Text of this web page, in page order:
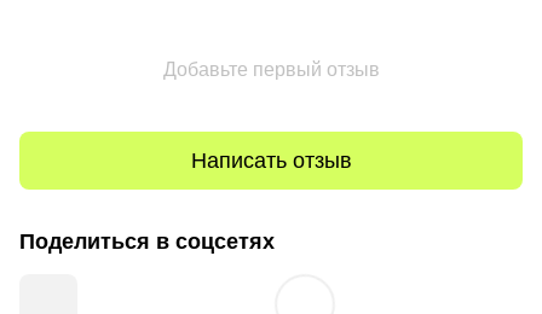
Добавьте первый отзыв
Написать отзыв
Поделиться в соцсетях